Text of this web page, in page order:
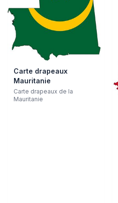
Carte drapeaux
Mauritanie
Carte drapeaux de la
Mauritanie